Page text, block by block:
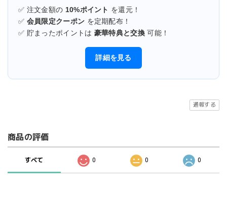
✅ 注文金額の 10%ポイント を還元！
✅ 会員限定クーポン を定期配布！
✅ 貯まったポイントは 豪華特典と交換 可能！
詳細を見る
通報する
商品の評価
すべて 0 0 0